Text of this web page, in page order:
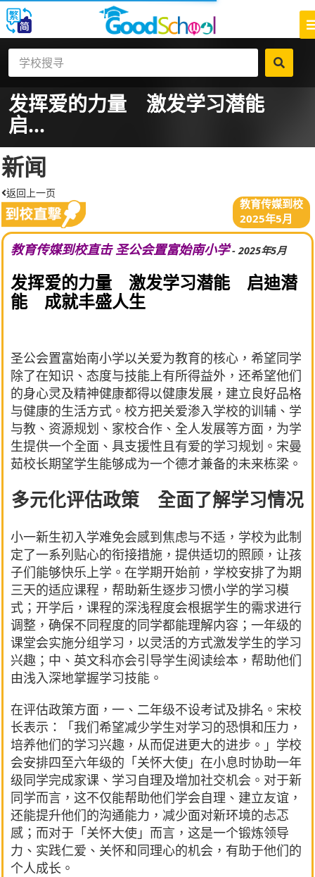
发挥爱的力量 激发学习潜能
启...
新闻
返回上一页
教育传媒到校
2025年5月
教育传媒到校直击 圣公会置富始南小学- 2025年5月
发挥爱的力量 激发学习潜能 启迪潜
能 成就丰盛人生
圣公会置富始南小学以关爱为教育的核心，希望同学
除了在知识、态度与技能上有所得益外，还希望他们
的身心灵及精神健康都得以健康发展，建立良好品格
与健康的生活方式。校方把关爱渗入学校的训辅、学
与教、资源规划、家校合作、全人发展等方面，为学
生提供一个全面、具支援性且有爱的学习规划。宋曼
茹校长期望学生能够成为一个德才兼备的未来栋梁。
多元化评估政策 全面了解学习情况
小一新生初入学难免会感到焦虑与不适，学校为此制
定了一系列贴心的衔接措施，提供适切的照顾，让孩
子们能够快乐上学。在学期开始前，学校安排了为期
三天的适应课程，帮助新生逐步习惯小学的学习模
式；开学后，课程的深浅程度会根据学生的需求进行
调整，确保不同程度的同学都能理解内容；一年级的
课堂会实施分组学习，以灵活的方式激发学生的学习
兴趣；中、英文科亦会引导学生阅读绘本，帮助他们
由浅入深地掌握学习技能。
在评估政策方面，一、二年级不设考试及排名。宋校
长表示：「我们希望减少学生对学习的恐惧和压力，
培养他们的学习兴趣，从而促进更大的进步。」学校
会安排四至六年级的「关怀大使」在小息时协助一年
级同学完成家课、学习自理及增加社交机会。对于新
同学而言，这不仅能帮助他们学会自理、建立友谊，
还能提升他们的沟通能力，减少面对新环境的忐忑
感；而对于「关怀大使」而言，这是一个锻炼领导
力、实践仁爱、关怀和同理心的机会，有助于他们的
个人成长。